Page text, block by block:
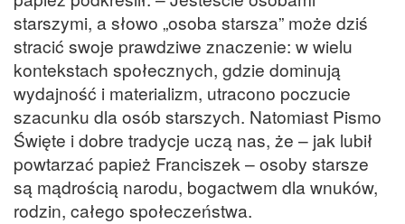
starszymi, a słowo „osoba starsza” może dziś
stracić swoje prawdziwe znaczenie: w wielu
kontekstach społecznych, gdzie dominują
wydajność i materializm, utracono poczucie
szacunku dla osób starszych. Natomiast Pismo
Święte i dobre tradycje uczą nas, że – jak lubił
powtarzać papież Franciszek – osoby starsze
są mądrością narodu, bogactwem dla wnuków,
rodzin, całego społeczeństwa.